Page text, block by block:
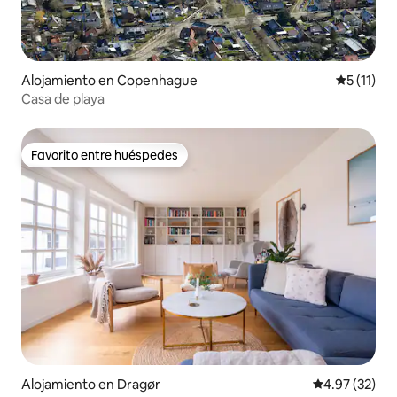
Alojamiento en Copenhague
5 (11)
Casa de playa
Favorito entre huéspedes
Favorito entre huéspedes
Alojamiento en Dragør Calificación
4.97 (32)